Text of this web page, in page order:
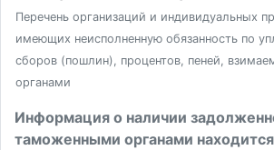
Перечень организаций и индивидуальных
имеющих неисполненную обязанность по
сборов (пошлин), процентов, пеней,
органами
Информация о наличии
таможенными органами